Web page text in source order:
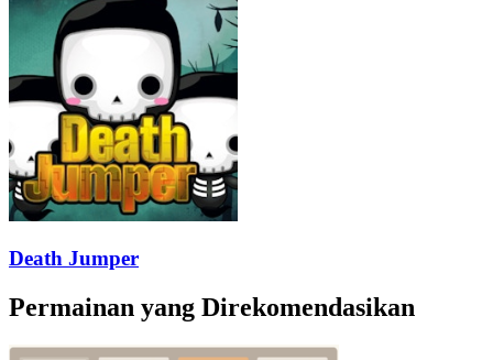
Death Jumper
Permainan yang Direkomendasikan